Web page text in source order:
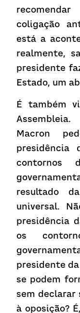
coligação
está a
realmente,
presidente
Estado, um
É também
Macron
presidência
contornos
resultado
universal.
presidência
os
presidente
se podem
sem declarar
à oposição?